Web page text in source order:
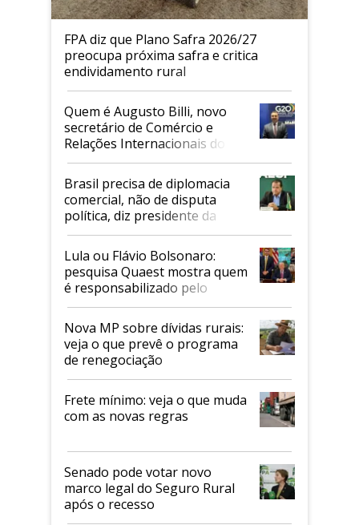
FPA diz que Plano Safra 2026/27
preocupa próxima safra e critica
endividamento rural
Quem é Augusto Billi, novo
secretário de Comércio e
Relações Internacionais do
Mapa
Brasil precisa de diplomacia
comercial, não de disputa
política, diz presidente da
Faesp
Lula ou Flávio Bolsonaro:
pesquisa Quaest mostra quem
é responsabilizado pelo
tarifaço dos EUA
Nova MP sobre dívidas rurais:
veja o que prevê o programa
de renegociação
Frete mínimo: veja o que muda
com as novas regras
Senado pode votar novo
marco legal do Seguro Rural
após o recesso